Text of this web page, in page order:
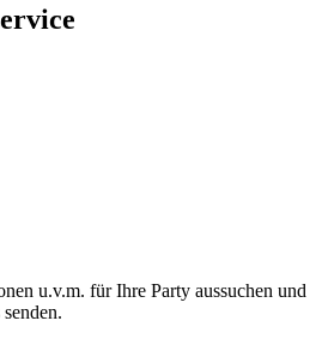
u.v.m. für Ihre Party aussuchen und